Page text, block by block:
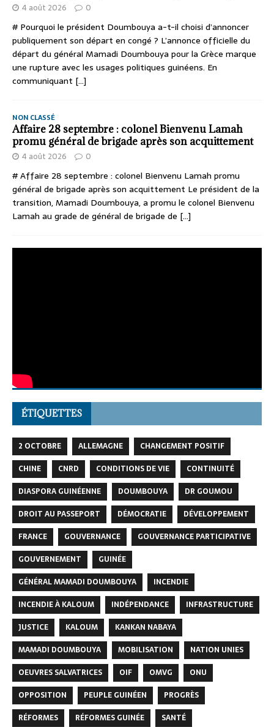
4 août 2026 0
# Pourquoi le président Doumbouya a-t-il choisi d’annoncer
publiquement son départ en congé ? L’annonce officielle du
départ du général Mamadi Doumbouya pour la Grèce marque
une rupture avec les usages politiques guinéens. En
communiquant [...]
NON CLASSÉ
Affaire 28 septembre : colonel Bienvenu Lamah
promu général de brigade après son acquittement
4 août 2026 0
# Affaire 28 septembre : colonel Bienvenu Lamah promu
général de brigade après son acquittement Le président de la
transition, Mamadi Doumbouya, a promu le colonel Bienvenu
Lamah au grade de général de brigade de [...]
ÉTIQUETTES
2 OCTOBRE ALLEMAGNE
CHANGEMENT POSITIF
CHINE
CNRD CONDITIONS DE VIE
CONTINUITÉ
DIASPORA GUINÉENNE
DOUMBOUYA
DR GOUMOU
DROIT AU PASSEPORT
DÉMOCRATIE
DÉVELOPPEMENT
FRANCE
GOUVERNANCE
GOUVERNANCE PARTICIPATIVE
GOUVERNEMENT
GUINÉE
GÉNÉRAL MAMADI DOUMBOUYA
INCENDIE
INCENDIE À KALOUM
INDÉPENDANCE
INFRASTRUCTURE
JUSTICE
KALOUM
KANKAN NABAYA
MAMADI DOUMBOUYA
MOBILISATION
NATION UNIES
OEUVRES SALVATRICES
OIF OMVG
ONU
OPPOSITION
PEUPLE GUINÉEN
PROGRÈS
RÉFORMES
RÉFORMES GUINÉE
SANTÉ